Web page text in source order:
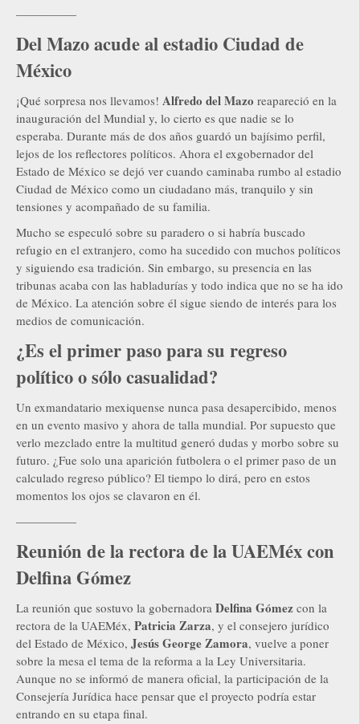
—————
Del Mazo acude al estadio Ciudad de
México
¡Qué sorpresa nos llevamos! Alfredo del Mazo reapareció en la
inauguración del Mundial y, lo cierto es que nadie se lo
esperaba. Durante más de dos años guardó un bajísimo perfil,
lejos de los reflectores políticos. Ahora el exgobernador del
Estado de México se dejó ver cuando caminaba rumbo al estadio
Ciudad de México como un ciudadano más, tranquilo y sin
tensiones y acompañado de su familia.
Mucho se especuló sobre su paradero o si habría buscado
refugio en el extranjero, como ha sucedido con muchos políticos
y siguiendo esa tradición. Sin embargo, su presencia en las
tribunas acaba con las habladurías y todo indica que no se ha ido
de México. La atención sobre él sigue siendo de interés para los
medios de comunicación.
¿Es el primer paso para su regreso
político o sólo casualidad?
Un exmandatario mexiquense nunca pasa desapercibido, menos
en un evento masivo y ahora de talla mundial. Por supuesto que
verlo mezclado entre la multitud generó dudas y morbo sobre su
futuro. ¿Fue solo una aparición futbolera o el primer paso de un
calculado regreso público? El tiempo lo dirá, pero en estos
momentos los ojos se clavaron en él.
—————
Reunión de la rectora de la UAEMéx con
Delfina Gómez
La reunión que sostuvo la gobernadora Delfina Gómez con la
rectora de la UAEMéx, Patricia Zarza, y el consejero jurídico
del Estado de México, Jesús George Zamora, vuelve a poner
sobre la mesa el tema de la reforma a la Ley Universitaria.
Aunque no se informó de manera oficial, la participación de la
Consejería Jurídica hace pensar que el proyecto podría estar
entrando en su etapa final.